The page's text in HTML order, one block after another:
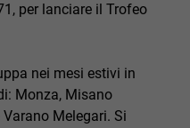
per lanciare il Trofeo
nei mesi estivi in
Monza, Misano
Melegari. Si